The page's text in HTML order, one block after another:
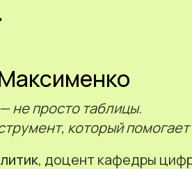
, доцент кафедры
не просто таблицы.
который